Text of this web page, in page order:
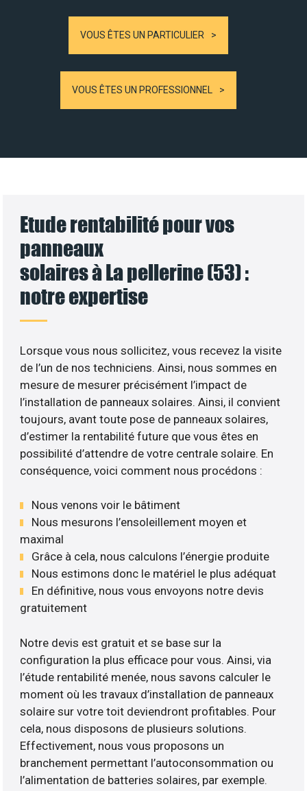
VOUS ÊTES UN PARTICULIER
VOUS ÊTES UN PROFESSIONNEL
Etude rentabilité pour vos
panneaux
solaires à La pellerine (53) :
notre expertise
Lorsque vous nous sollicitez, vous recevez la visite
de l’un de nos techniciens. Ainsi, nous sommes en
mesure de mesurer précisément l’impact de
l’installation de panneaux solaires. Ainsi, il convient
toujours, avant toute pose de panneaux solaires,
d’estimer la rentabilité future que vous êtes en
possibilité d’attendre de votre centrale solaire. En
conséquence, voici comment nous procédons :
Nous venons voir le bâtiment
Nous mesurons l’ensoleillement moyen et
maximal
Grâce à cela, nous calculons l’énergie produite
Nous estimons donc le matériel le plus adéquat
En définitive, nous vous envoyons notre devis
gratuitement
Notre devis est gratuit et se base sur la
configuration la plus efficace pour vous. Ainsi, via
l’étude rentabilité menée, nous savons calculer le
moment où les travaux d’installation de panneaux
solaire sur votre toit deviendront profitables. Pour
cela, nous disposons de plusieurs solutions.
Effectivement, nous vous proposons un
branchement permettant l’autoconsommation ou
l’alimentation de batteries solaires, par exemple.